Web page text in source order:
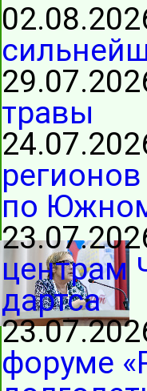
травы
по
центрам
дартса
форуме